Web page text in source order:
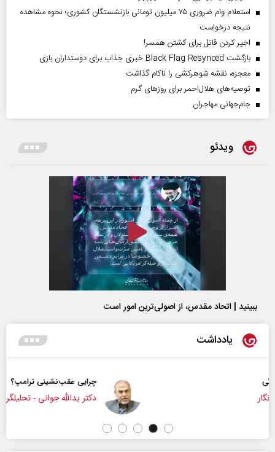
استعلام وام ضروری ۷۵ میلیون تومانی بازنشستگان کشوری؛ نحوه مشاهده
نتیجه درخواست
اجیر کردن قاتل برای کشتن همسر!
بازگشت Black Flag Resynced خبری جذاب برای دوستداران بازی
معجزه، نقشه شوهرکشی را ناکام گذاشت
توصیه‌های هلال‌احمر برای روز‌های گرم
جام‌جهانی مهاجران
ویدئو
ببینید | اتحاد مقدس، از اصولی‌ترین امور است
یادداشت
چرایی عقب‌نشینی ترامپ؟
دکتر یدالله جوانی - تحلیلگر مسائل سیاسی